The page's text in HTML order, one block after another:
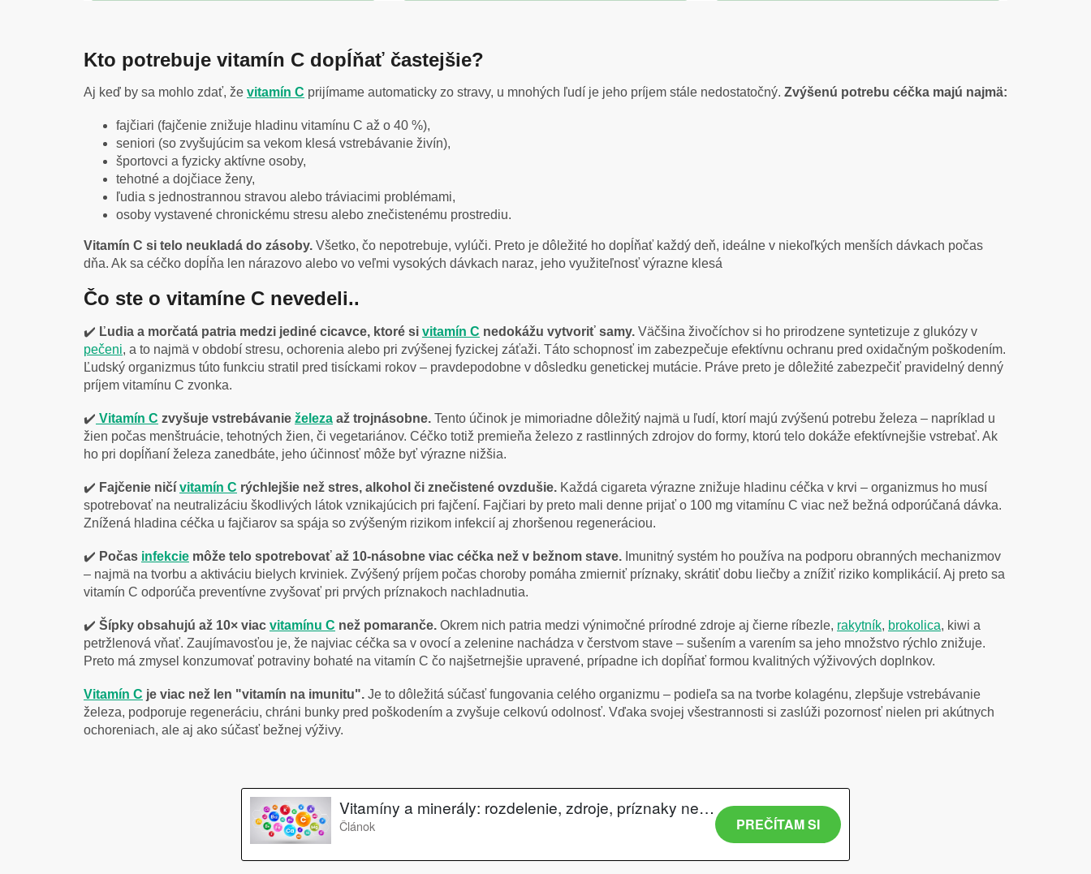
Kto potrebuje vitamín C dopĺňať častejšie?
Aj keď by sa mohlo zdať, že vitamín C prijímame automaticky zo stravy, u mnohých ľudí je jeho príjem stále nedostatočný. Zvýšenú potrebu céčka majú najmä:
fajčiari (fajčenie znižuje hladinu vitamínu C až o 40 %),
seniori (so zvyšujúcim sa vekom klesá vstrebávanie živín),
športovci a fyzicky aktívne osoby,
tehotné a dojčiace ženy,
ľudia s jednostrannou stravou alebo tráviacimi problémami,
osoby vystavené chronickému stresu alebo znečistenému prostrediu.
Vitamín C si telo neukladá do zásoby. Všetko, čo nepotrebuje, vylúči. Preto je dôležité ho dopĺňať každý deň, ideálne v niekoľkých menších dávkach počas
dňa. Ak sa céčko dopĺňa len nárazovo alebo vo veľmi vysokých dávkach naraz, jeho využiteľnosť výrazne klesá
Čo ste o vitamíne C nevedeli..
✔️ Ľudia a morčatá patria medzi jediné cicavce, ktoré si vitamín C nedokážu vytvoriť samy. Väčšina živočíchov si ho prirodzene syntetizuje z glukózy v
pečeni, a to najmä v období stresu, ochorenia alebo pri zvýšenej fyzickej záťaži. Táto schopnosť im zabezpečuje efektívnu ochranu pred oxidačným poškodením.
Ľudský organizmus túto funkciu stratil pred tisíckami rokov – pravdepodobne v dôsledku genetickej mutácie. Práve preto je dôležité zabezpečiť pravidelný denný
príjem vitamínu C zvonka.
✔️ Vitamín C zvyšuje vstrebávanie železa až trojnásobne. Tento účinok je mimoriadne dôležitý najmä u ľudí, ktorí majú zvýšenú potrebu železa – napríklad u
žien počas menštruácie, tehotných žien, či vegetariánov. Céčko totiž premieňa železo z rastlinných zdrojov do formy, ktorú telo dokáže efektívnejšie vstrebať. Ak
ho pri dopĺňaní železa zanedbáte, jeho účinnosť môže byť výrazne nižšia.
✔️ Fajčenie ničí vitamín C rýchlejšie než stres, alkohol či znečistené ovzdušie. Každá cigareta výrazne znižuje hladinu céčka v krvi – organizmus ho musí
spotrebovať na neutralizáciu škodlivých látok vznikajúcich pri fajčení. Fajčiari by preto mali denne prijať o 100 mg vitamínu C viac než bežná odporúčaná dávka.
Znížená hladina céčka u fajčiarov sa spája so zvýšeným rizikom infekcií aj zhoršenou regeneráciou.
✔️ Počas infekcie môže telo spotrebovať až 10-násobne viac céčka než v bežnom stave. Imunitný systém ho používa na podporu obranných mechanizmov
– najmä na tvorbu a aktiváciu bielych krviniek. Zvýšený príjem počas choroby pomáha zmierniť príznaky, skrátiť dobu liečby a znížiť riziko komplikácií. Aj preto sa
vitamín C odporúča preventívne zvyšovať pri prvých príznakoch nachladnutia.
✔️ Šípky obsahujú až 10× viac vitamínu C než pomaranče. Okrem nich patria medzi výnimočné prírodné zdroje aj čierne ríbezle, rakytník, brokolica, kiwi a
petržlenová vňať. Zaujímavosťou je, že najviac céčka sa v ovocí a zelenine nachádza v čerstvom stave – sušením a varením sa jeho množstvo rýchlo znižuje.
Preto má zmysel konzumovať potraviny bohaté na vitamín C čo najšetrnejšie upravené, prípadne ich dopĺňať formou kvalitných výživových doplnkov.
Vitamín C je viac než len "vitamín na imunitu". Je to dôležitá súčasť fungovania celého organizmu – podieľa sa na tvorbe kolagénu, zlepšuje vstrebávanie
železa, podporuje regeneráciu, chráni bunky pred poškodením a zvyšuje celkovú odolnosť. Vďaka svojej všestrannosti si zaslúži pozornosť nielen pri akútnych
ochoreniach, ale aj ako súčasť bežnej výživy.